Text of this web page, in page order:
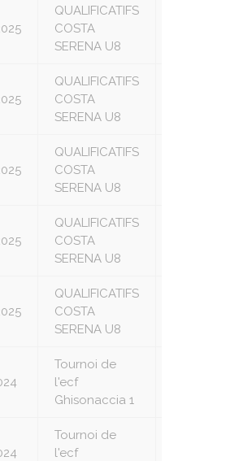
QUALIFICATIFS
COSTA
SERENA U8
QUALIFICATIFS
COSTA
SERENA U8
QUALIFICATIFS
COSTA
SERENA U8
QUALIFICATIFS
COSTA
SERENA U8
QUALIFICATIFS
COSTA
SERENA U8
Tournoi de
l'ecf
Ghisonaccia 1
Tournoi de
l'ecf